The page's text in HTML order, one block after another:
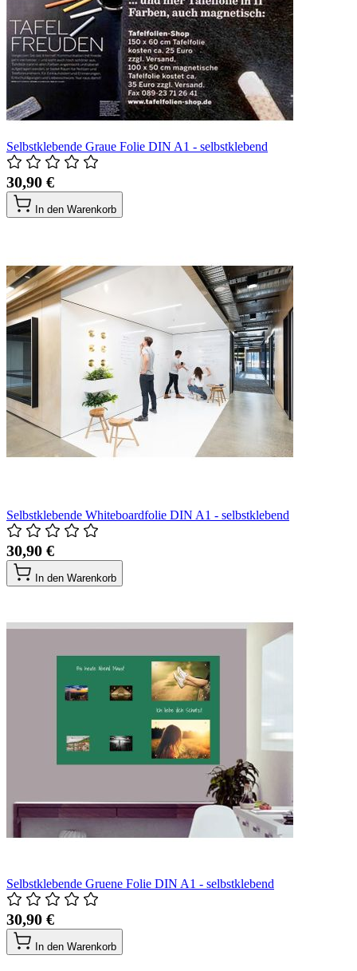
Selbstklebende Graue Folie DIN A1 - selbstklebend
30,90 €
In den Warenkorb
Selbstklebende Whiteboardfolie DIN A1 - selbstklebend
30,90 €
In den Warenkorb
Selbstklebende Gruene Folie DIN A1 - selbstklebend
30,90 €
In den Warenkorb